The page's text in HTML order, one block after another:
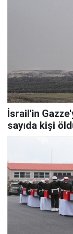
İsrail'in
sayıda kişi